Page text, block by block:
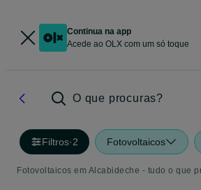
Continua na app
Acede ao OLX com um só toque
O que procuras?
Filtros·2 Fotovoltaicos